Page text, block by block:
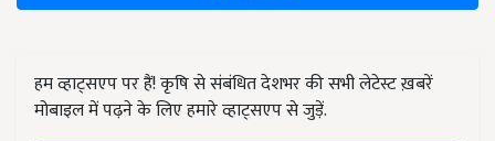
हम व्हाट्सएप पर हैं! कृषि से संबंधित देशभर की सभी लेटेस्ट ख़बरें
मोबाइल में पढ़ने के लिए हमारे व्हाट्सएप से जुड़ें.